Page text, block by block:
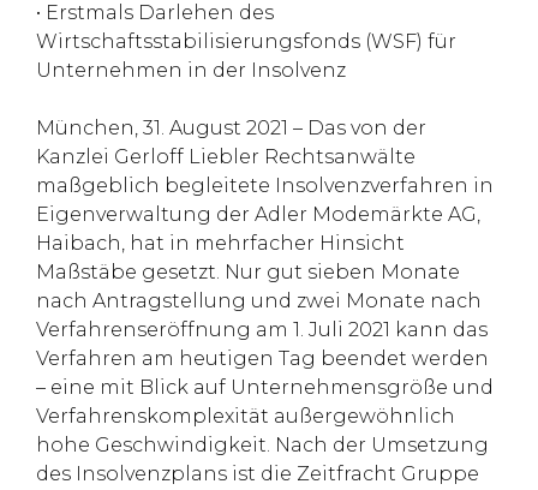
• Erstmals Darlehen des
Wirtschaftsstabilisierungsfonds (WSF) für
Unternehmen in der Insolvenz
München, 31. August 2021 – Das von der
Kanzlei Gerloff Liebler Rechtsanwälte
maßgeblich begleitete Insolvenzverfahren in
Eigenverwaltung der Adler Modemärkte AG,
Haibach, hat in mehrfacher Hinsicht
Maßstäbe gesetzt. Nur gut sieben Monate
nach Antragstellung und zwei Monate nach
Verfahrenseröffnung am 1. Juli 2021 kann das
Verfahren am heutigen Tag beendet werden
– eine mit Blick auf Unternehmensgröße und
Verfahrenskomplexität außergewöhnlich
hohe Geschwindigkeit. Nach der Umsetzung
des Insolvenzplans ist die Zeitfracht Gruppe